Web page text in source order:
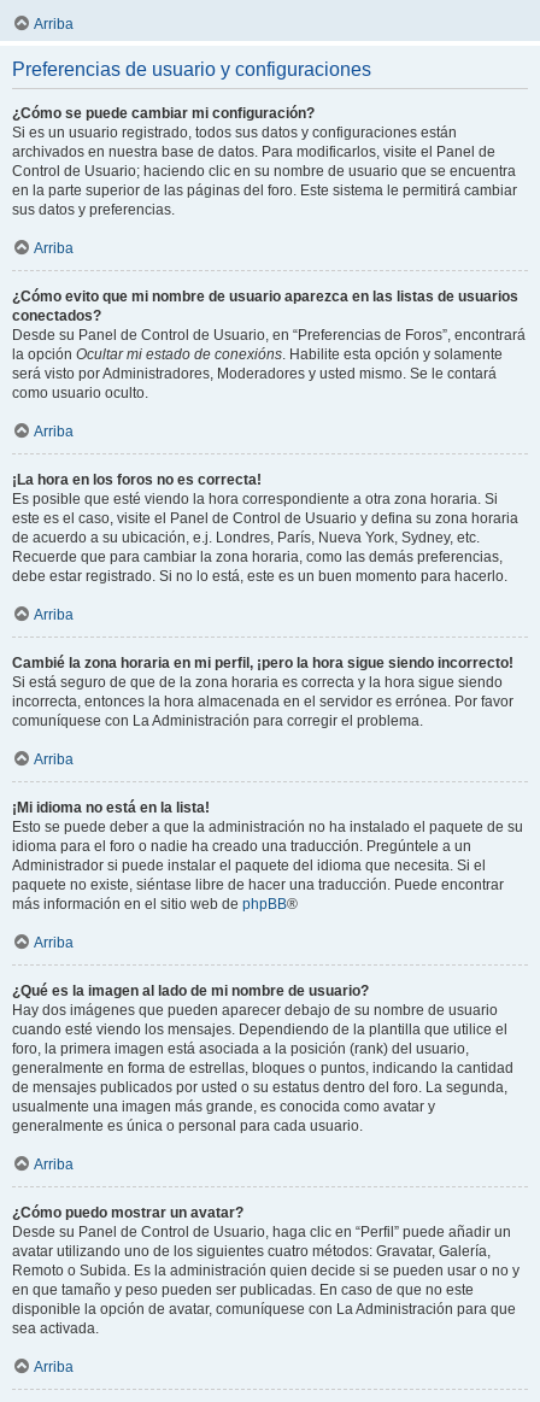
Arriba
Preferencias de usuario y configuraciones
¿Cómo se puede cambiar mi configuración?
Si es un usuario registrado, todos sus datos y configuraciones están
archivados en nuestra base de datos. Para modificarlos, visite el Panel de
Control de Usuario; haciendo clic en su nombre de usuario que se encuentra
en la parte superior de las páginas del foro. Este sistema le permitirá cambiar
sus datos y preferencias.
Arriba
¿Cómo evito que mi nombre de usuario aparezca en las listas de usuarios
conectados?
Desde su Panel de Control de Usuario, en “Preferencias de Foros”, encontrará
la opción Ocultar mi estado de conexións. Habilite esta opción y solamente
será visto por Administradores, Moderadores y usted mismo. Se le contará
como usuario oculto.
Arriba
¡La hora en los foros no es correcta!
Es posible que esté viendo la hora correspondiente a otra zona horaria. Si
este es el caso, visite el Panel de Control de Usuario y defina su zona horaria
de acuerdo a su ubicación, e.j. Londres, París, Nueva York, Sydney, etc.
Recuerde que para cambiar la zona horaria, como las demás preferencias,
debe estar registrado. Si no lo está, este es un buen momento para hacerlo.
Arriba
Cambié la zona horaria en mi perfil, ¡pero la hora sigue siendo incorrecto!
Si está seguro de que de la zona horaria es correcta y la hora sigue siendo
incorrecta, entonces la hora almacenada en el servidor es errónea. Por favor
comuníquese con La Administración para corregir el problema.
Arriba
¡Mi idioma no está en la lista!
Esto se puede deber a que la administración no ha instalado el paquete de su
idioma para el foro o nadie ha creado una traducción. Pregúntele a un
Administrador si puede instalar el paquete del idioma que necesita. Si el
paquete no existe, siéntase libre de hacer una traducción. Puede encontrar
más información en el sitio web de phpBB®
Arriba
¿Qué es la imagen al lado de mi nombre de usuario?
Hay dos imágenes que pueden aparecer debajo de su nombre de usuario
cuando esté viendo los mensajes. Dependiendo de la plantilla que utilice el
foro, la primera imagen está asociada a la posición (rank) del usuario,
generalmente en forma de estrellas, bloques o puntos, indicando la cantidad
de mensajes publicados por usted o su estatus dentro del foro. La segunda,
usualmente una imagen más grande, es conocida como avatar y
generalmente es única o personal para cada usuario.
Arriba
¿Cómo puedo mostrar un avatar?
Desde su Panel de Control de Usuario, haga clic en “Perfil” puede añadir un
avatar utilizando uno de los siguientes cuatro métodos: Gravatar, Galería,
Remoto o Subida. Es la administración quien decide si se pueden usar o no y
en que tamaño y peso pueden ser publicadas. En caso de que no este
disponible la opción de avatar, comuníquese con La Administración para que
sea activada.
Arriba